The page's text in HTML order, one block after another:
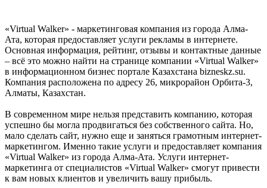
«Virtual Walker» - маркетинговая компания из города Алма-
Ата, которая предоставляет услуги рекламы в интернете.
Основная информация, рейтинг, отзывы и контактные данные
– всё это можно найти на странице компании «Virtual Walker»
в информационном бизнес портале Казахстана bizneskz.su.
Компания расположена по адресу 26, микрорайон Орбита-3,
Алматы, Казахстан.
В современном мире нельзя представить компанию, которая
успешно бы могла продвигаться без собственного сайта. Но,
мало сделать сайт, нужно еще и заняться грамотным интернет-
маркетингом. Именно такие услуги и предоставляет компания
«Virtual Walker» из города Алма-Ата. Услуги интернет-
маркетинга от специалистов «Virtual Walker» смогут привести
к вам новых клиентов и увеличить вашу прибыль.